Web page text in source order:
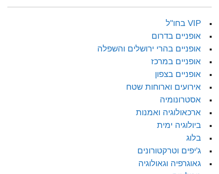
VIP בחו"ל
אופניים בדרום
אופניים בהרי ירושלים והשפלה
אופניים במרכז
אופניים בצפון
אירועים וארוחות שטח
אסטרונומיה
ארכאולוגיה ואמנות
ביולוגיה ימית
בלוג
ג'יפים וטרקטורונים
גאוגרפיה וגאולוגיה